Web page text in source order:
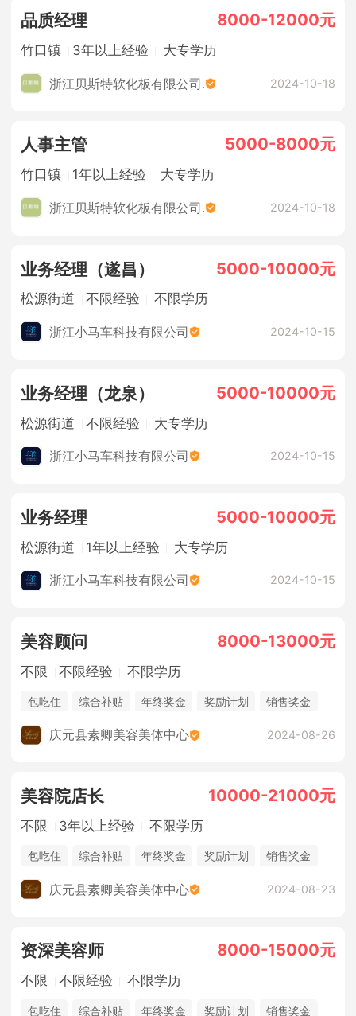
品质经理 8000-12000元
竹口镇 3年以上经验 大专学历
浙江贝斯特软化板有限公司. 2024-10-18
人事主管 5000-8000元
竹口镇 1年以上经验 大专学历
浙江贝斯特软化板有限公司. 2024-10-18
业务经理（遂昌） 5000-10000元
松源街道 不限经验 不限学历
浙江小马车科技有限公司 2024-10-15
业务经理（龙泉） 5000-10000元
松源街道 不限经验 大专学历
浙江小马车科技有限公司 2024-10-15
业务经理 5000-10000元
松源街道 1年以上经验 大专学历
浙江小马车科技有限公司 2024-10-15
美容顾问 8000-13000元
不限 不限经验 不限学历
包吃住 综合补贴 年终奖金 奖励计划
销售奖金
休假制度
庆元县素卿美容美体中心 2024-08-26
美容院店长 10000-21000元
不限 3年以上经验 不限学历
包吃住 综合补贴 年终奖金 奖励计划
销售奖金
休假制度
庆元县素卿美容美体中心 2024-08-23
资深美容师 8000-15000元
不限 不限经验 不限学历
包吃住 综合补贴 年终奖金 奖励计划 销售奖金